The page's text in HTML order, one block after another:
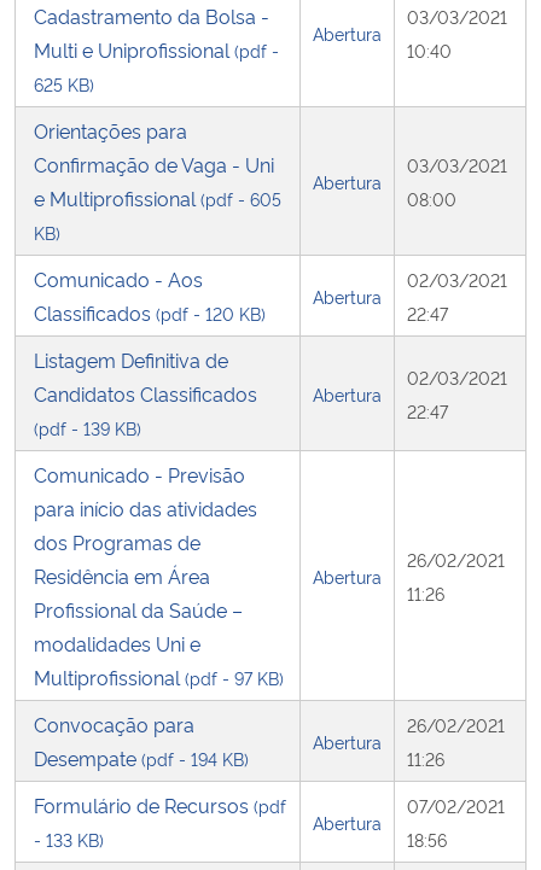
Cadastramento da Bolsa -
Multi e Uniprofissional (pdf -
625 KB)
Abertura
03/03/2021
10:40
Orientações para
Confirmação de Vaga - Uni
e Multiprofissional (pdf - 605
KB)
Abertura
03/03/2021
08:00
Comunicado - Aos
Classificados (pdf - 120 KB)
Abertura
02/03/2021
22:47
Listagem Definitiva de
Candidatos Classificados
(pdf - 139 KB)
Abertura
02/03/2021
22:47
Comunicado - Previsão
para início das atividades
dos Programas de
Residência em Área
Profissional da Saúde –
modalidades Uni e
Multiprofissional (pdf - 97 KB)
Abertura
26/02/2021
11:26
Convocação para
Desempate (pdf - 194 KB)
Abertura
26/02/2021
11:26
Formulário de Recursos (pdf
- 133 KB)
Abertura
07/02/2021
18:56